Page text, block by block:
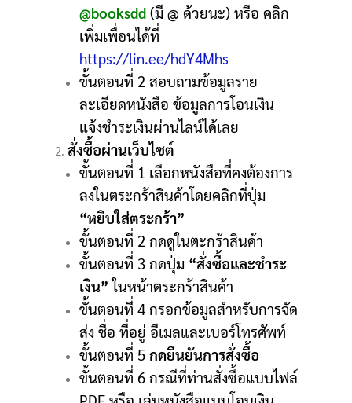
@booksdd (มี @ ด้วยนะ) หรือ คลิก
เพิ่มเพื่อนได้ที่
https://lin.ee/hdY4Mhs
ขั้นตอนที่ 2 สอบถามข้อมูลราย
ละเอียดหนังสือ ข้อมูลการโอนเงิน
แจ้งชำระเงินผ่านไลน์ได้เลย
สั่งซื้อผ่านเว็บไซต์
ขั้นตอนที่ 1 เลือกหนังสือที่คงต้องการ
ลงในตระกร้าสินค้าโดยคลิกที่ปุ่ม
“หยิบใส่ตระกร้า”
ขั้นตอนที่ 2 กดดูในตะกร้าสินค้า
ขั้นตอนที่ 3 กดปุ่ม “สั่งซื้อและชำระ
เงิน”ในหน้าตระกร้าสินค้า
ขั้นตอนที่ 4 กรอกข้อมูลสำหรับการจัด
ส่ง ชื่อ ที่อยู่ อีเมลและเบอร์โทรศัพท์
ขั้นตอนที่ 5กดยืนยันการสั่งซื้อ
ขั้นตอนที่ 6 กรณีที่ท่านสั่งซื้อแบบไฟล์